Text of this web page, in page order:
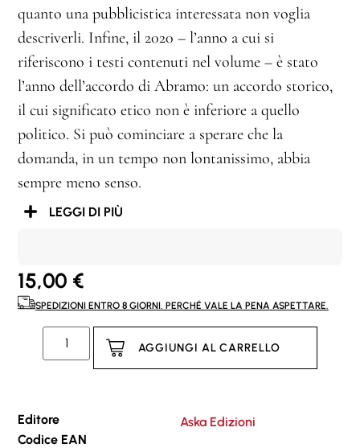
quanto una pubblicistica interessata non voglia
descriverli. Infine, il 2020 – l’anno a cui si
riferiscono i testi contenuti nel volume – è stato
l’anno dell’accordo di Abramo: un accordo storico,
il cui significato etico non è inferiore a quello
politico. Si può cominciare a sperare che la
domanda, in un tempo non lontanissimo, abbia
sempre meno senso.
LEGGI DI PIÙ
15,00 €
SPEDIZIONI ENTRO 8 GIORNI. PERCHÉ VALE LA PENA ASPETTARE.
AGGIUNGI AL CARRELLO
Editore
Aska Edizioni
Codice EAN